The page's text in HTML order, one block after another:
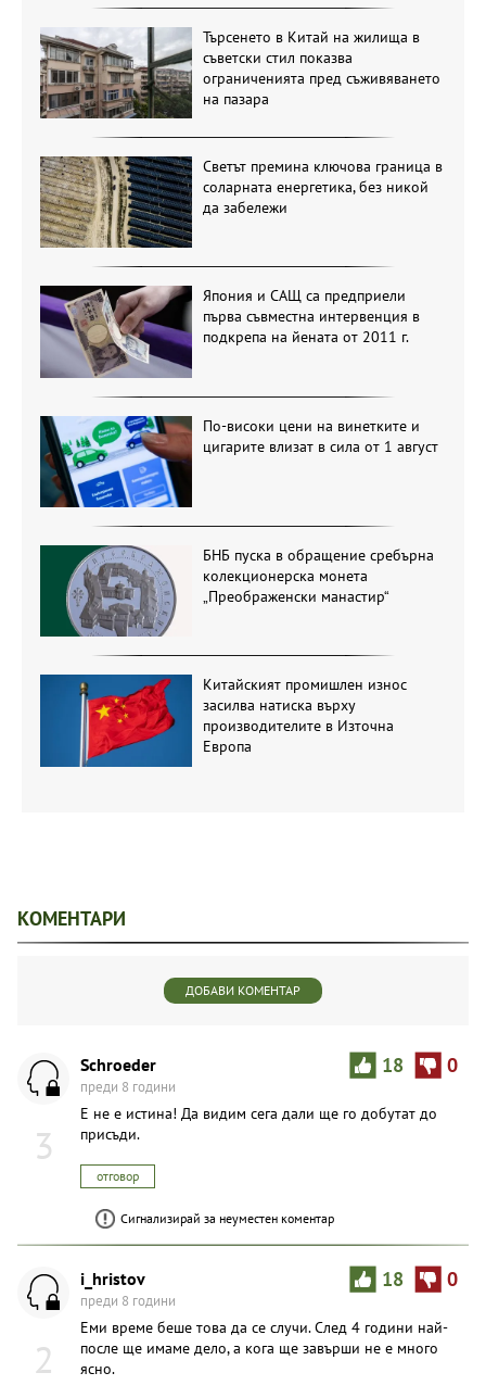
Търсенето в Китай на жилища в
съветски стил показва
ограниченията пред съживяването
на пазара
Светът премина ключова граница в
соларната енергетика, без никой
да забележи
Япония и САЩ са предприели
първа съвместна интервенция в
подкрепа на йената от 2011 г.
По-високи цени на винетките и
цигарите влизат в сила от 1 август
БНБ пуска в обращение сребърна
колекционерска монета
„Преображенски манастир“
Китайският промишлен износ
засилва натиска върху
производителите в Източна
Европа
КОМЕНТАРИ
ДОБАВИ КОМЕНТАР
3
18 0
Schroeder
преди 8 години
Е не е истина! Да видим сега дали ще го добутат до
присъди.
отговор
Сигнализирай за неуместен коментар
2
18 0
i_hristov
преди 8 години
Еми време беше това да се случи. След 4 години най-
после ще имаме дело, а кога ще завърши не е много
ясно.